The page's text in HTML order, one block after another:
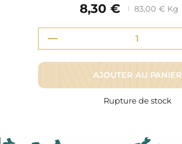
8,30 € 83,00 € Kg
AJOUTER AU PANIER
Rupture de stock